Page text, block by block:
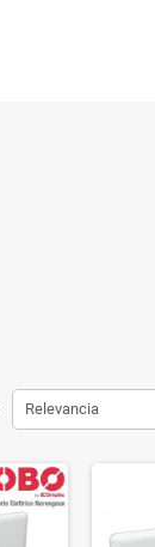
Relevancia